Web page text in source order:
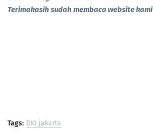
Terimakasih sudah membaca website kami
Tags: DKI jakarta